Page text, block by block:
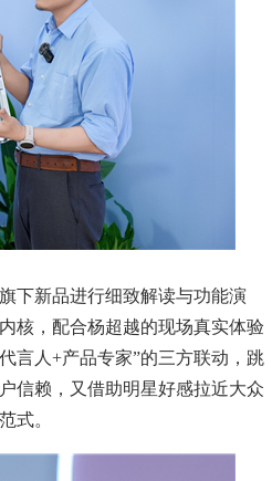
新品进行细致解读与功能演
核，配合杨超越的现场真实体验
言人+产品专家”的三方联动，跳
信赖，又借助明星好感拉近大众
式。